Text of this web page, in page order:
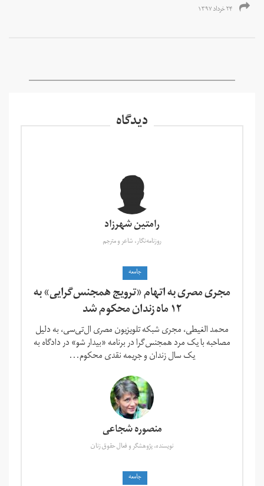
۲۴ خرداد ۱۳۹۷
دیدگاه
رامتین شهرزاد
روزنامه‌نگار، شاعر و مترجم
جامعه
مجری مصری به اتهام «ترویج همجنس‌گرایی» به
۱۲ ماه زندان محکوم شد
محمد الغیطی، مجری شبکه تلویزیون مصری ال‌تی‌سی، به دلیل
مصاحبه با یک مرد همجنس‌گرا در برنامه «بیدار شو» در دادگاه به
یک سال زندان و جریمه نقدی محکوم...
منصوره شجاعی
نویسنده، پژوهشگر و فعال حقوق زنان
جامعه